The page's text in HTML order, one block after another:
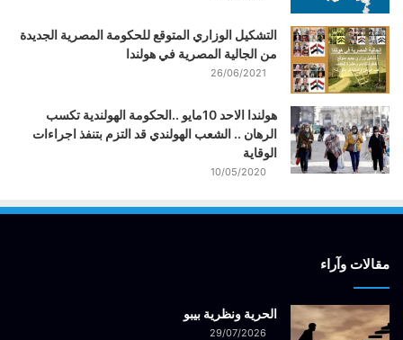
التشكيل الوزاري المتوقع للحكومة المصرية الجديدة
من الجالية المصرية في هولندا
26/06/2021
هولندا الاحد 10مايو ..الحكومة الهولندية تكسب
الرهان .. الشعب الهولندي قد التزم بتنفذ اجراءات
الوقاية
10/05/2020
مقالات وآراء
الحرية ونظرية بيبو
29/07/2026